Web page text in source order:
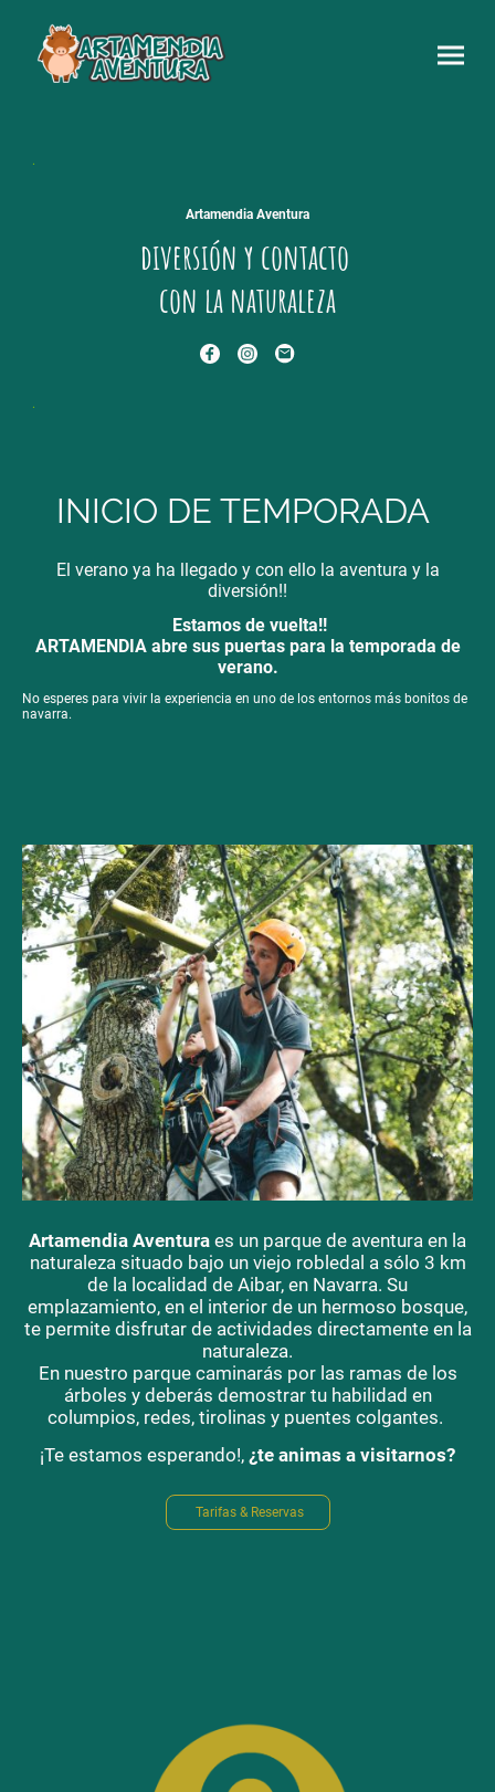
Artamendia Aventura
.
diversión y contacto
con la naturaleza
.
INICIO DE TEMPORADA
El verano ya ha llegado y con ello la aventura y la
diversión!!
Estamos de vuelta!!
ARTAMENDIA abre sus puertas para la temporada de
verano.
No esperes para vivir la experiencia en uno de los entornos más bonitos de
navarra.
Artamendia Aventura es un parque de aventura en la
naturaleza situado bajo un viejo robledal a sólo 3 km
de la localidad de Aibar, en Navarra. Su
emplazamiento, en el interior de un hermoso bosque,
te permite disfrutar de actividades directamente en la
naturaleza.
En nuestro parque caminarás por las ramas de los
árboles y deberás demostrar tu habilidad en
columpios, redes, tirolinas y puentes colgantes.
¡Te estamos esperando!, ¿te animas a visitarnos?
Tarifas & Reservas